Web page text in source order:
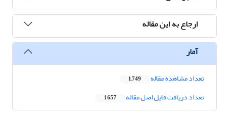
ارجاع به این مقاله
آمار
تعداد مشاهده مقاله 1,749
تعداد دریافت فایل اصل مقاله 1,657